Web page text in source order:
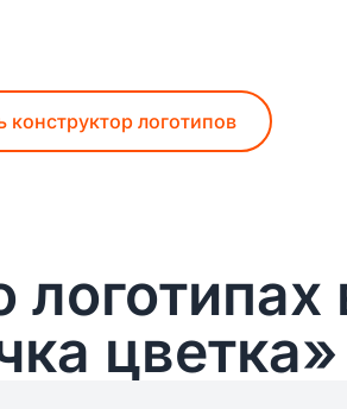
конструктор логотипов
цветка»